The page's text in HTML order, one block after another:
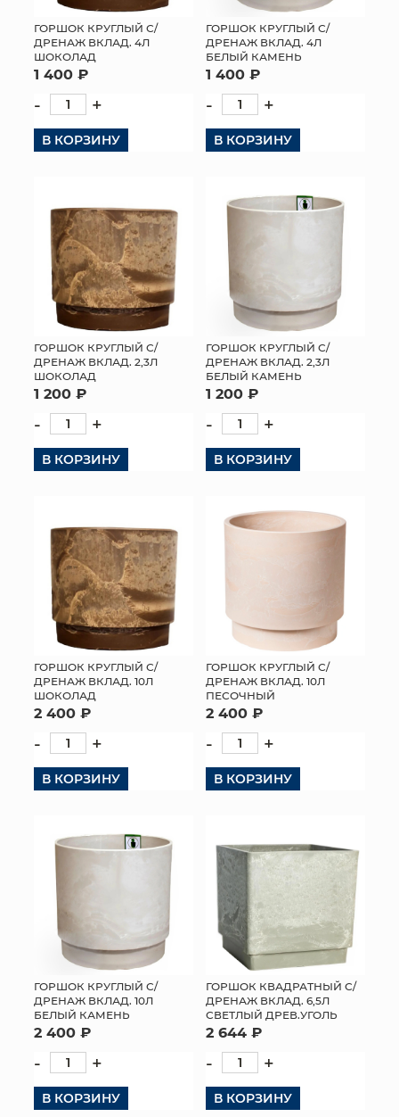
ГОРШОК КРУГЛЫЙ С/
ДРЕНАЖ ВКЛАД. 4Л
ШОКОЛАД
1 400 ₽
- +
В КОРЗИНУ
ГОРШОК КРУГЛЫЙ С/
ДРЕНАЖ ВКЛАД. 4Л
БЕЛЫЙ КАМЕНЬ
1 400 ₽
- +
В КОРЗИНУ
ГОРШОК КРУГЛЫЙ С/
ДРЕНАЖ ВКЛАД. 2,3Л
ШОКОЛАД
1 200 ₽
- +
В КОРЗИНУ
ГОРШОК КРУГЛЫЙ С/
ДРЕНАЖ ВКЛАД. 2,3Л
БЕЛЫЙ КАМЕНЬ
1 200 ₽
- +
В КОРЗИНУ
ГОРШОК КРУГЛЫЙ С/
ДРЕНАЖ ВКЛАД. 10Л
ШОКОЛАД
2 400 ₽
- +
В КОРЗИНУ
ГОРШОК КРУГЛЫЙ С/
ДРЕНАЖ ВКЛАД. 10Л
ПЕСОЧНЫЙ
2 400 ₽
- +
В КОРЗИНУ
ГОРШОК КРУГЛЫЙ С/
ДРЕНАЖ ВКЛАД. 10Л
БЕЛЫЙ КАМЕНЬ
2 400 ₽
- +
В КОРЗИНУ
ГОРШОК КВАДРАТНЫЙ С/
ДРЕНАЖ ВКЛАД. 6,5Л
СВЕТЛЫЙ ДРЕВ.УГОЛЬ
2 644 ₽
- +
В КОРЗИНУ